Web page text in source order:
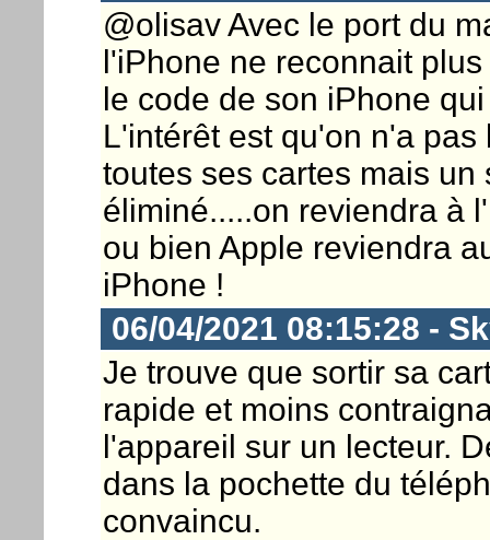
@olisav Avec le port du
l'iPhone ne reconnait
le code de son iPhone
L'intérêt est qu'on n'a
toutes ses cartes mais
éliminé.....on reviendra à
ou bien Apple reviendra
iPhone !
06/04/2021 08:15:28 -
Je trouve que sortir sa
rapide et moins
l'appareil sur un lecteur.
dans la pochette du
convaincu.